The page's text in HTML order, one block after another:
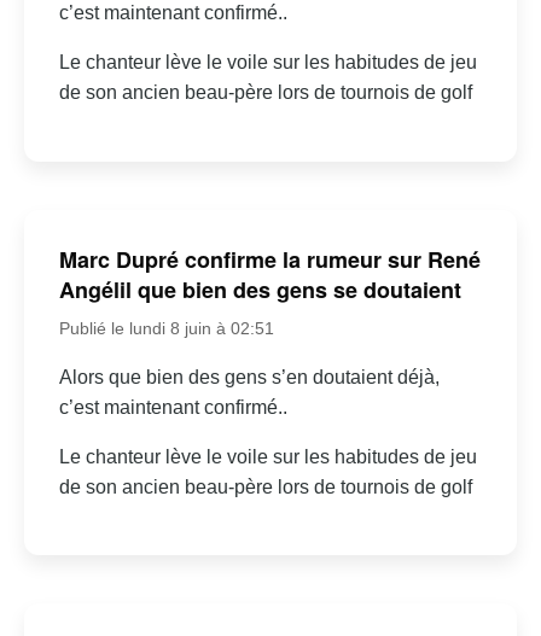
c’est maintenant confirmé..
Le chanteur lève le voile sur les habitudes de jeu
de son ancien beau-père lors de tournois de golf
Marc Dupré confirme la rumeur sur René
Angélil que bien des gens se doutaient
Publié le lundi 8 juin à 02:51
Alors que bien des gens s’en doutaient déjà,
c’est maintenant confirmé..
Le chanteur lève le voile sur les habitudes de jeu
de son ancien beau-père lors de tournois de golf